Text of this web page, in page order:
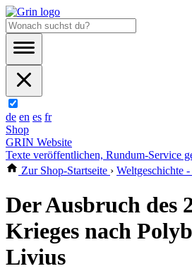
de en es fr
Shop
GRIN Website
Texte veröffentlichen, Rundum-Service
Zur Shop-Startseite › Weltgeschichte
Der Ausbruch des
Krieges nach
Livius